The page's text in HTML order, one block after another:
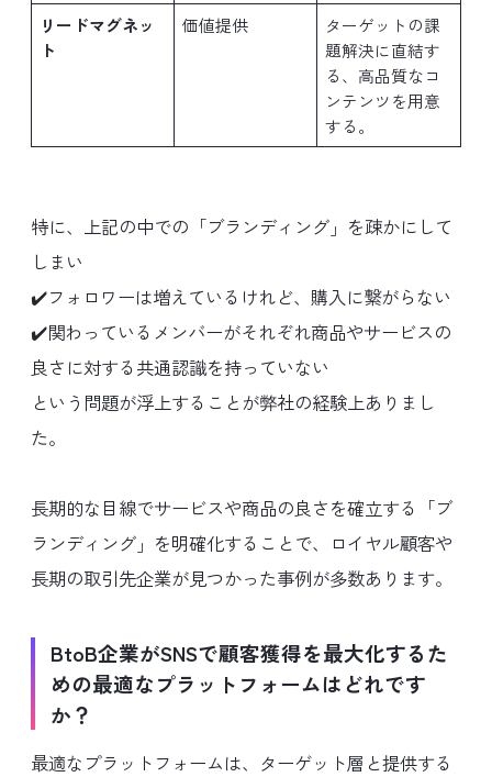
リードマグネッ
ト
価値提供
ターゲットの課
題解決に直結す
る、高品質なコ
ンテンツを用意
する。
特に、上記の中での「ブランディング」を疎かにして
しまい
✔️フォロワーは増えているけれど、購入に繋がらない
✔️関わっているメンバーがそれぞれ商品やサービスの
良さに対する共通認識を持っていない
という問題が浮上することが弊社の経験上ありまし
た。
長期的な目線でサービスや商品の良さを確立する「ブ
ランディング」を明確化することで、ロイヤル顧客や
長期の取引先企業が見つかった事例が多数あります。
BtoB企業がSNSで顧客獲得を最大化するた
めの最適なプラットフォームはどれです
か？
最適なプラットフォームは、ターゲット層と提供する